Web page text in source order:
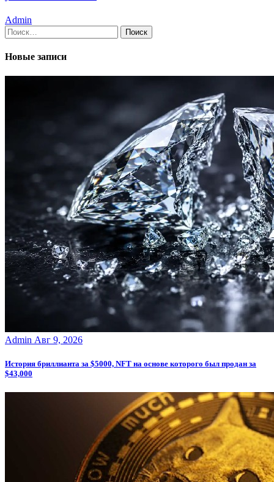
Admin
Найти:
Новые записи
Admin Авг 9, 2026
История бриллианта за $5000, NFT на основе которого был продан за
$43,000